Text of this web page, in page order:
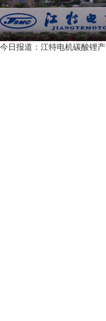
今日报道：江特电机碳酸锂产